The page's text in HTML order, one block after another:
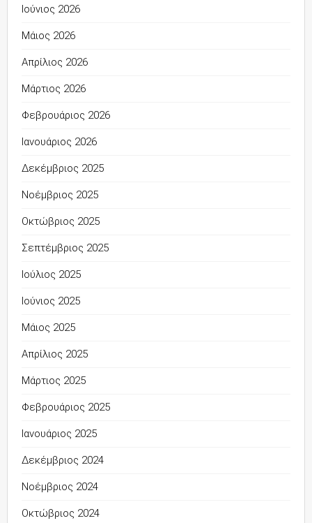
Ιούνιος 2026
Μάιος 2026
Απρίλιος 2026
Μάρτιος 2026
Φεβρουάριος 2026
Ιανουάριος 2026
Δεκέμβριος 2025
Νοέμβριος 2025
Οκτώβριος 2025
Σεπτέμβριος 2025
Ιούλιος 2025
Ιούνιος 2025
Μάιος 2025
Απρίλιος 2025
Μάρτιος 2025
Φεβρουάριος 2025
Ιανουάριος 2025
Δεκέμβριος 2024
Νοέμβριος 2024
Οκτώβριος 2024